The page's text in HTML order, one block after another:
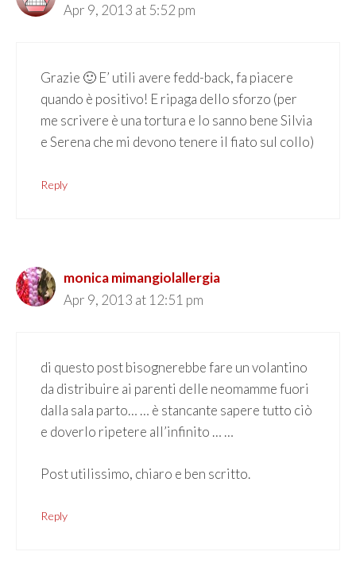
Apr 9, 2013 at 5:52 pm
Grazie 🙂 E’ utili avere fedd-back, fa piacere
quando è positivo! E ripaga dello sforzo (per
me scrivere è una tortura e lo sanno bene Silvia
e Serena che mi devono tenere il fiato sul collo)
Reply
monica mimangiolallergia
Apr 9, 2013 at 12:51 pm
di questo post bisognerebbe fare un volantino
da distribuire ai parenti delle neomamme fuori
dalla sala parto… … è stancante sapere tutto ciò
e doverlo ripetere all’infinito … …
Post utilissimo, chiaro e ben scritto.
Reply